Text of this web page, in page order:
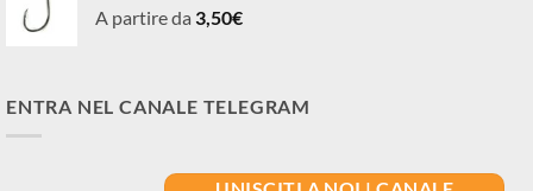
A partire da 3,50€
ENTRA NEL CANALE TELEGRAM